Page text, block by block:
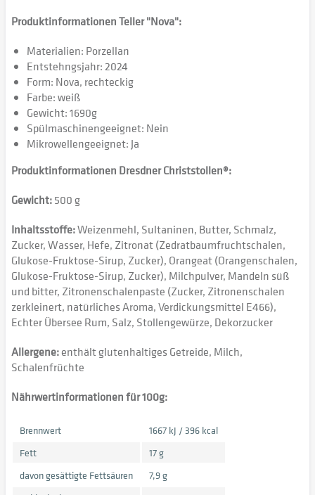
Produktinformationen Teller "Nova":
Materialien: Porzellan
Entstehngsjahr: 2024
Form: Nova, rechteckig
Farbe: weiß
Gewicht: 1690g
Spülmaschinengeeignet: Nein
Mikrowellengeeignet: Ja
Produktinformationen Dresdner Christstollen®:
Gewicht:500 g
Inhaltsstoffe:Weizenmehl, Sultaninen, Butter, Schmalz,
Zucker, Wasser, Hefe, Zitronat (Zedratbaumfruchtschalen,
Glukose-Fruktose-Sirup, Zucker), Orangeat (Orangenschalen,
Glukose-Fruktose-Sirup, Zucker), Milchpulver, Mandeln süß
und bitter, Zitronenschalenpaste (Zucker, Zitronenschalen
zerkleinert, natürliches Aroma, Verdickungsmittel E466),
Echter Übersee Rum, Salz, Stollengewürze, Dekorzucker
Allergene:enthält glutenhaltiges Getreide, Milch,
Schalenfrüchte
Nährwertinformationen für 100g:
Brennwert
1667 kJ / 396 kcal
Fett
17 g
davon gesättigte Fettsäuren
7,9 g